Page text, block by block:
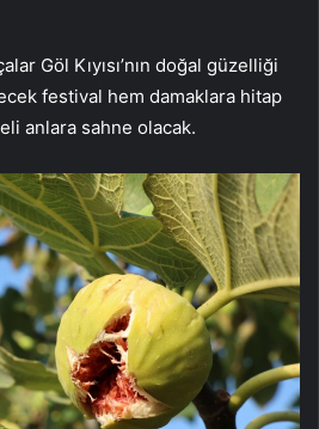
Göl Kıyısı’nın doğal güzelliği
festival hem damaklara hitap
anlara sahne olacak.